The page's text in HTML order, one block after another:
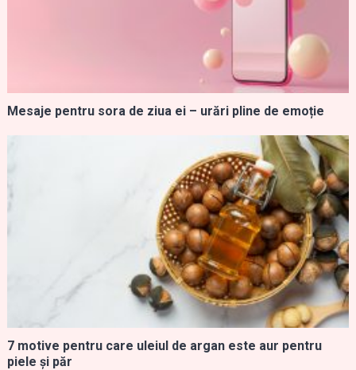
Mesaje pentru sora de ziua ei – urări pline de emoție
7 motive pentru care uleiul de argan este aur pentru
piele și păr